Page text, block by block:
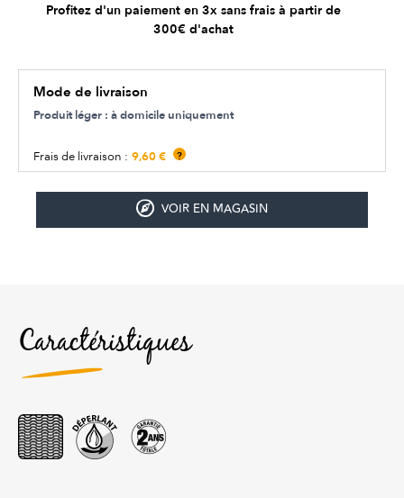
Profitez d'un paiement en 3x sans frais à partir de
300€ d'achat
Mode de livraison
Produit léger : à domicile uniquement
Frais de livraison : 9,60 € ?
VOIR EN MAGASIN
Caractéristiques